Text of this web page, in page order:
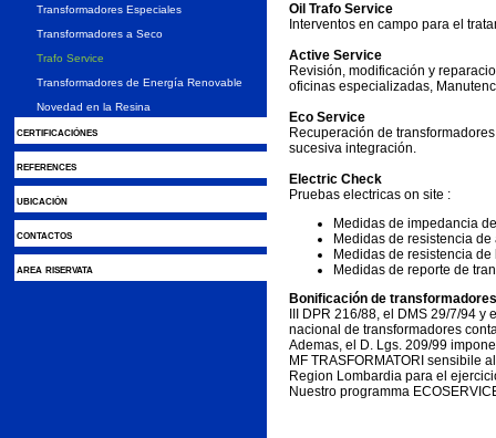
Transformadores Especiales
Transformadores a Seco
Trafo Service
Transformadores de Energía Renovable
Novedad en la Resina
certificaciónes
references
ubicaciòn
contactos
area riservata
Oil Trafo Service
Interventos en campo para el
Active Service
Revisión, modificación y
oficinas especializadas,
Eco Service
Recuperación de
sucesiva integración.
Electric Check
Pruebas electricas on site :
Medidas de impedancia
Medidas de resistencia de
Medidas de resistencia
Medidas de reporte de
Bonificación de
III DPR 216/88, el DMS 29/7/94
nacional de transformadores
Ademas, el D. Lgs. 209/99
MF TRASFORMATORI sensibile
Region Lombardia para el
Nuestro programma